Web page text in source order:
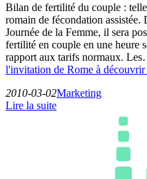
Bilan de fertilité du couple :
romain de fécondation assistée.
Journée de la Femme, il sera
fertilité en couple en une heure
rapport aux tarifs normaux.
l'invitation de Rome à
2010-03-02Marketing
Lire la suite